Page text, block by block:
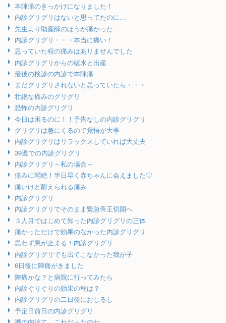
本陣痛のきっかけになりました！
内診グリグリはないと思ってたのに…
先生より助産師のほうが痛かった
内診グリグリ・・・本当に痛い！
思っていた程の痛みはありませんでした
内診グリグリからの破水と出産
最後の検診の内診で本陣痛
まだグリグリされないと思っていたら・・・
壮絶な痛みのグリグリ
恐怖の内診グリグリ
今日は困るのに！！予告なしの内診グリグリ
グリグリは急にくるので覚悟が大事
内診グリグリはリラックスしていれば大丈夫
39週での内診グリグリ
内診グリグリ～私の場合～
痛みに悶絶！半日早く赤ちゃんに会えました♡
痛いけど耐えられる痛み
内診グリグリ
内診グリグリでそのまま緊急帝王切開へ
３人目ではじめて知った内診グリグリの正体
痛かっただけで効果のなかった内診グリグリ
思わず息が止まる！内診グリグリ
内診グリグリでも出てこなかった我が子
6日後に陣痛がきました
陣痛かな？と病院に行ってみたら
内診ぐりぐりの効果の程は？
内診グリグリの二日後におしるし
予定日前日の内診グリグリ